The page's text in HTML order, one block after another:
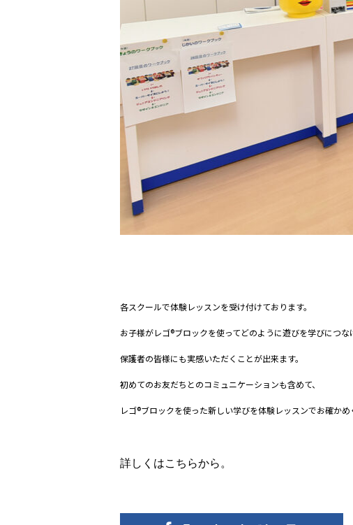
各スクールで体験レッスンを受け付けております。
お子様がレゴ®ブロックを使ってどのように遊びを学びにつな
保護者の皆様にも実感いただくことが出来ます。
初めてのお友だちとのコミュニケーションも含めて、
レゴ®ブロックを使った新しい学びを体験レッスンでお確かめ
詳しくはこちらから。